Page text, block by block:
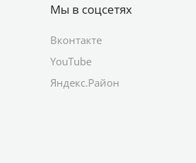
Мы в соцсетях
Вконтакте
YouTube
Яндекс.Район